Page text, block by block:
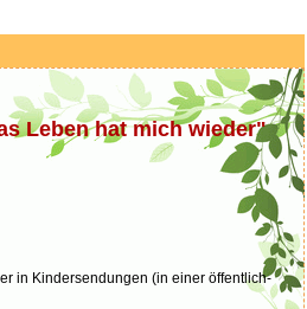
Leben hat mich wieder"
in Kindersendungen (in einer öffentlich-